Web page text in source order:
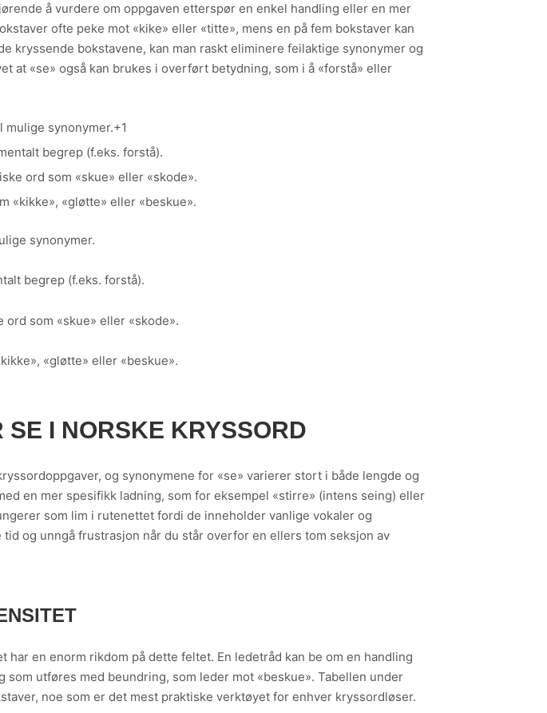
å vurdere om oppgaven etterspør en enkel handling eller en mer
ofte peke mot «kike» eller «titte», mens en på fem bokstaver kan
kryssende bokstavene, kan man raskt eliminere feilaktige synonymer og
at «se» også kan brukes i overført betydning, som i å «forstå» eller
synonymer.+1
begrep (f.eks. forstå).
ord som «skue» eller «skode».
«kikke», «gløtte» eller «beskue».
synonymer.
begrep (f.eks. forstå).
som «skue» eller «skode».
«gløtte» eller «beskue».
I NORSKE KRYSSORD
og synonymene for «se» varierer stort i både lengde og
en mer spesifikk ladning, som for eksempel «stirre» (intens seing) eller
som lim i rutenettet fordi de inneholder vanlige vokaler og
og unngå frustrasjon når du står overfor en ellers tom seksjon av
en enorm rikdom på dette feltet. En ledetråd kan be om en handling
utføres med beundring, som leder mot «beskue». Tabellen under
noe som er det mest praktiske verktøyet for enhver kryssordløser.